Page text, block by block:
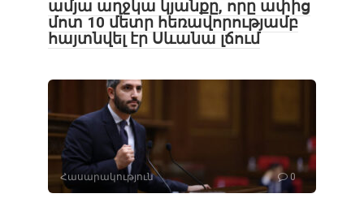
ամյա աղջկա կյանքը, որը ափից
մոտ 10 մետր հեռավորությամբ
հայտնվել էր Սևանա լճում
Հասարակություն 0